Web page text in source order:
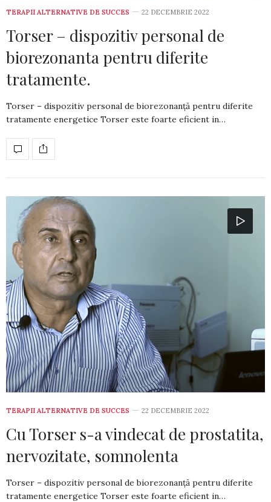
TERAPII ALTERNATIVE DE SUCCES 22 DECEMBRIE 2022
Torser – dispozitiv personal de
biorezonanta pentru diferite
tratamente.
Torser – dispozitiv personal de biorezonanță pentru diferite
tratamente energetice Torser este foarte eficient in…
TERAPII ALTERNATIVE DE SUCCES 22 DECEMBRIE 2022
Cu Torser s-a vindecat de prostatita,
nervozitate, somnolenta
Torser – dispozitiv personal de biorezonanță pentru diferite
tratamente energetice Torser este foarte eficient in…